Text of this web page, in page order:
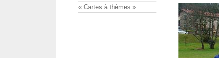
« Cartes à thèmes »